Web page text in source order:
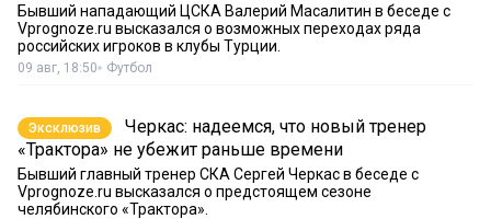
Бывший нападающий ЦСКА Валерий Масалитин в беседе с
Vprognoze.ru высказался о возможных переходах ряда
российских игроков в клубы Турции.
09 авг, 18:50 Футбол
Эксклюзив
«Трактора» не убежит раньше времени
Бывший главный тренер СКА Сергей Черкас в беседе с
Vprognoze.ru высказался о предстоящем сезоне
челябинского «Трактора».